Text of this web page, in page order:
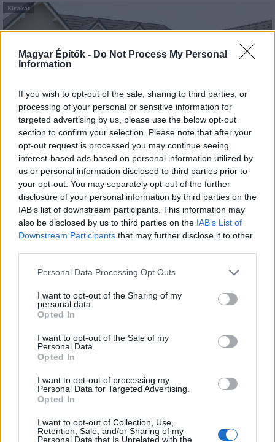
Magyar Építők - Do Not Process My Personal
Information
If you wish to opt-out of the sale, sharing to third parties, or
processing of your personal or sensitive information for
targeted advertising by us, please use the below opt-out
section to confirm your selection. Please note that after your
opt-out request is processed you may continue seeing
interest-based ads based on personal information utilized by
us or personal information disclosed to third parties prior to
your opt-out. You may separately opt-out of the further
disclosure of your personal information by third parties on the
IAB’s list of downstream participants. This information may
also be disclosed by us to third parties on the IAB’s List of
Downstream Participants that may further disclose it to other
Please note that this website/app uses one or more Google
not limited to your visit or usage behaviour. You may click to
grant or deny consent to Google and its third-party tags to
use your data for below specified purposes in below Google
consent section.
Personal Data Processing Opt Outs
I want to opt-out of the Sharing of my
personal data.
Opted In
I want to opt-out of the Sale of my
Personal Data.
Opted In
I want to opt-out of processing my
Personal Data for Targeted Advertising.
Opted In
I want to opt-out of Collection, Use,
Retention, Sale, and/or Sharing of my
Personal Data that Is Unrelated with the
Kirakat
Tető, ami évtizedeken át gondoskodik a családról
tetőcserepet!